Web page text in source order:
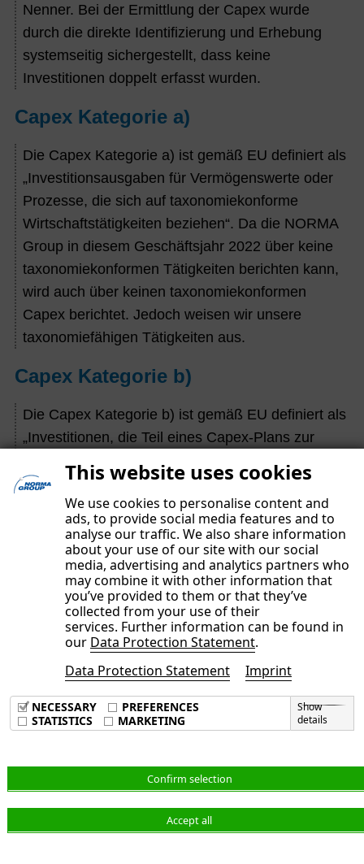
This website uses cookies
We use cookies to personalise content and
ads, to provide social media features and to
analyse our traffic. We also share information
about your use of our site with our social
media, advertising and analytics partners who
may combine it with other information that
you’ve provided to them or that they’ve
collected from your use of their
services. Further information can be found in
our Data Protection Statement.
Data Protection Statement
Imprint
NECESSARY
PREFERENCES
STATISTICS
MARKETING
Show
details
Confirm selection
Accept all
Nenner. Bei der Ermittlung der Capex wurde
durch die direkte Identifizierung und Erhebung
systemseitig sichergestellt, dass keine
Investitionen doppelt erfasst wurden.
Capex Kategorie a)
Die Capex Kategorie a) ist gemäß EU definiert als
„Investitionsausgaben für Vermögenswerte oder
Prozesse, die sich auf taxonomiekonforme
Wirtschaftstätigkeiten beziehen“. Da die NORMA
Group in diesem Geschäftsjahr 2022 über keine
taxonomiekonformen Tätigkeiten berichten kann,
wird auch über keinen taxonomiekonformen
Capex berichtet. Jedoch weisen wir unsere
taxonomiefähigen Tätigkeiten aus.
Capex Kategorie b)
Die Capex Kategorie b) ist gemäß EU definiert als
„Investitionen, die Teil eines Capex-Plans zur
Wirtschaftstätigkeiten sind oder taxonomiefähige
Wirtschaftstätigkeiten in die Lage versetzen,
taxonomiekonform zu werden“. Solche
Investitionen sind im Geschäftsjahr 2022 nicht
angefallen.
Capex Kategorie c)
Die Capex Kategorie c) ist gemäß EU definiert als
Investitionsaufwendungen, die sich auf den
Erwerb von Produkten und Dienstleistungen aus
taxonomiekonformen Wirtschaftstätigkeiten und
Zieltätigkeiten ermöglichen, kohlenstoffarm zu
werden oder zu Treibhausgasminderungen zu
führen. Da die NORMA Group in diesem
Geschäftsjahr 2022 noch keine